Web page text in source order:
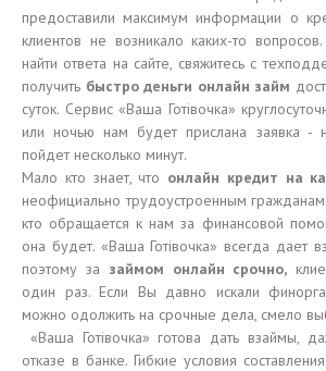
предоставили максимум информации о
клиентов не возникало каких-то
найти ответа на сайте, свяжитесь с
получить быстро деньги онлайн займ
суток. Сервис «Ваша Готівочка»
или ночью нам будет прислана заявка -
пойдет несколько минут.
Мало кто знает, что онлайн кредит на
неофициально трудоустроенным
кто обращается к нам за финансовой
она будет. «Ваша Готівочка» всегда дает
поэтому за займом онлайн срочно,
один раз. Если Вы давно искали
можно одолжить на срочные дела, смело
«Ваша Готівочка» готова дать взаймы,
отказе в банке. Гибкие условия